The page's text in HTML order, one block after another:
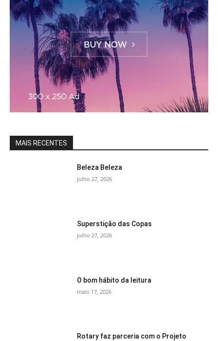
MAIS RECENTES
Beleza Beleza
julho 27, 2026
Superstição das Copas
julho 27, 2026
O bom hábito da leitura
maio 17, 2026
Rotary faz parceria com o Projeto